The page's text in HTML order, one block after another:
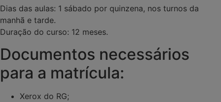
Dias das aulas: 1 sábado por quinzena, nos turnos da
manhã e tarde.
Duração do curso: 12 meses.
Documentos necessários
para a matrícula:
Xerox do RG;